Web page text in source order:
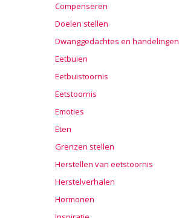
Compenseren
Doelen stellen
Dwanggedachtes en handelingen
Eetbuien
Eetbuistoornis
Eetstoornis
Emoties
Eten
Grenzen stellen
Herstellen van eetstoornis
Herstelverhalen
Hormonen